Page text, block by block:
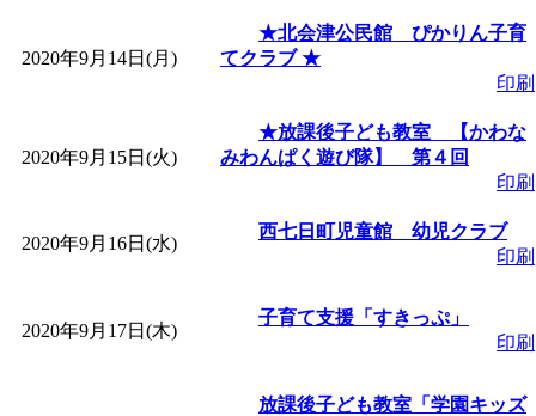
2020年9月14日(月)
★北会津公民館 ぴかりん子育
てクラブ ★
印刷
2020年9月15日(火)
★放課後子ども教室 【かわな
みわんぱく遊び隊】 第４回
印刷
2020年9月16日(水)
西七日町児童館 幼児クラブ
印刷
2020年9月17日(木)
子育て支援「すきっぷ」
印刷
放課後子ども教室「学園キッズ